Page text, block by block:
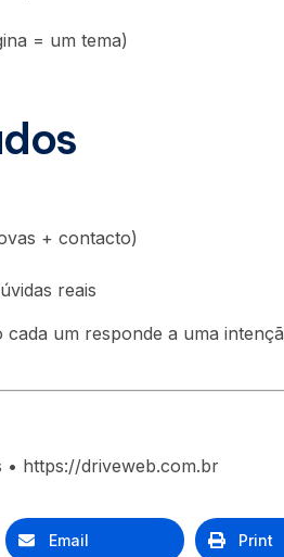
= um tema)
+ contacto)
reais
cada um responde a uma
• https://driveweb.com.br
Email Print